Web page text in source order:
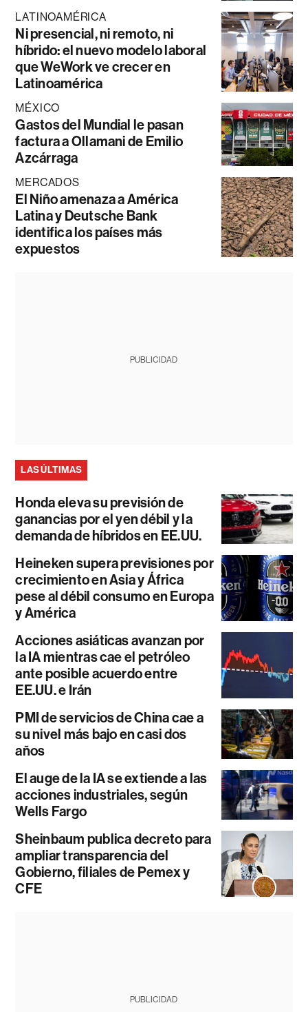
LATINOAMÉRICA
Ni presencial, ni remoto, ni
híbrido: el nuevo modelo laboral
que WeWork ve crecer en
Latinoamérica
MÉXICO
Gastos del Mundial le pasan
factura a Ollamani de Emilio
Azcárraga
MERCADOS
El Niño amenaza a América
Latina y Deutsche Bank
identifica los países más
expuestos
PUBLICIDAD
LAS ÚLTIMAS
Honda eleva su previsión de
ganancias por el yen débil y la
demanda de híbridos en EE.UU.
Heineken supera previsiones por
crecimiento en Asia y África
pese al débil consumo en Europa
y América
Acciones asiáticas avanzan por
la IA mientras cae el petróleo
ante posible acuerdo entre
EE.UU. e Irán
PMI de servicios de China cae a
su nivel más bajo en casi dos
años
El auge de la IA se extiende a las
acciones industriales, según
Wells Fargo
Sheinbaum publica decreto para
ampliar transparencia del
Gobierno, filiales de Pemex y
CFE
PUBLICIDAD